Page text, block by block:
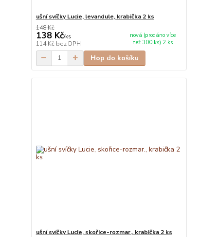
ušní svíčky Lucie, levandule, krabička 2 ks
148 Kč
138 Kč/ks
114 Kč bez DPH
nová (prodáno více
než 300 ks) 2 ks
Hop do košíku
ušní svíčky Lucie, skořice-rozmar., krabička 2 ks